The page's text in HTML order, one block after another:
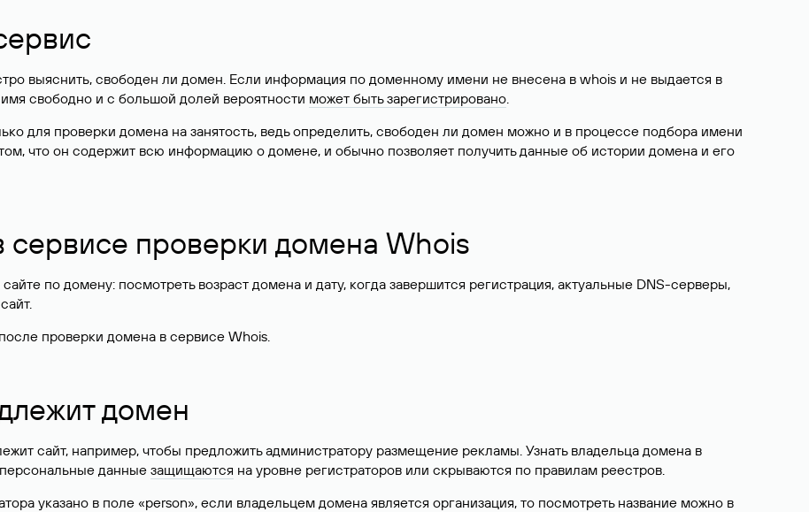
выяснить, свободен ли домен. Если информация по доменному имени не внесена в whois и не выдается в
свободно и с большой долей вероятности может быть зарегистрировано.
для проверки домена на занятость, ведь определить, свободен ли домен можно и в процессе подбора имени
что он содержит всю информацию о домене, и обычно позволяет получить данные об истории домена и его
сервисе проверки домена Whois
по домену: посмотреть возраст домена и дату, когда завершится регистрация, актуальные DNS-серверы,
проверки домена в сервисе Whois.
домен
сайт, например, чтобы предложить администратору размещение рекламы. Узнать владельца домена в
данные защищаются на уровне регистраторов или скрываются по правилам реестров.
указано в поле «person», если владельцем домена является организация, то посмотреть название можно в